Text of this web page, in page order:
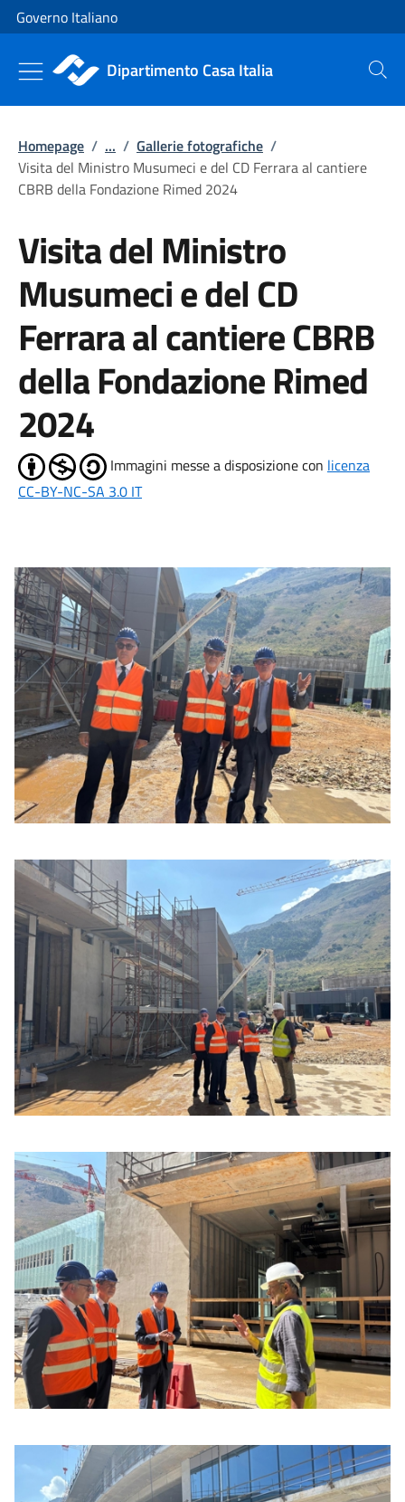
Vai al contenuto
Vai alla navigazione del sito
Governo Italiano
Dipartimento Casa Italia Cerca
Homepage / ... / Gallerie fotografiche /
Visita del Ministro Musumeci e del CD Ferrara al cantiere
CBRB della Fondazione Rimed 2024
Visita del Ministro
Musumeci e del CD
Ferrara al cantiere CBRB
della Fondazione Rimed
2024
Immagini messe a disposizione con licenza
CC-BY-NC-SA 3.0 IT